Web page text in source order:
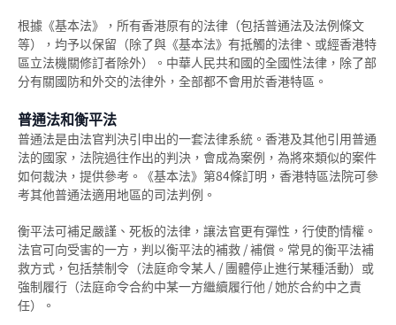
羈留院
醫院令
罰款
補償令
復還令
沒收
吊銷駕駛執照
簽保守行為
《罪犯自新條例》與感化令
《罪犯自新條例》與性罪行定罪紀錄查核計劃
在法庭程序中披露已喪失時效的定罪
必須披露已喪失時效之定罪的情況
不當披露已喪失時效之定罪的懲罰
《罪犯自新條例》只適用於香港
根據《基本法》，所有香港原有的法律（包括普通法及法例條文
等），均予以保留（除了與《基本法》有抵觸的法律、或經香港特
區立法機關修訂者除外）。中華人民共和國的全國性法律，除了部
分有關國防和外交的法律外，全部都不會用於香港特區。
普通法和衡平法
普通法是由法官判決引申出的一套法律系統。香港及其他引用普通
法的國家，法院過往作出的判決，會成為案例，為將來類似的案件
如何裁決，提供參考。《基本法》第84條訂明，香港特區法院可參
考其他普通法適用地區的司法判例。
衡平法可補足嚴謹、死板的法律，讓法官更有彈性，行使酌情權。
法官可向受害的一方，判以衡平法的補救 / 補償。常見的衡平法補
救方式，包括禁制令（法庭命令某人 / 團體停止進行某種活動）或
強制履行（法庭命令合約中某一方繼續履行他 / 她於合約中之責
任）。